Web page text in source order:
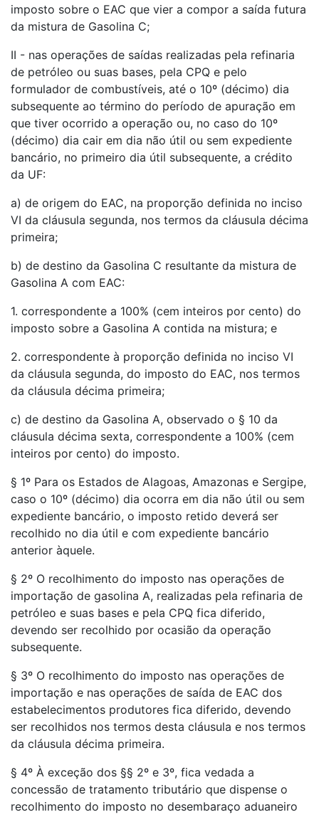
imposto sobre o EAC que vier a compor a saída futura
da mistura de Gasolina C;
II - nas operações de saídas realizadas pela refinaria
de petróleo ou suas bases, pela CPQ e pelo
formulador de combustíveis, até o 10º (décimo) dia
subsequente ao término do período de apuração em
que tiver ocorrido a operação ou, no caso do 10º
(décimo) dia cair em dia não útil ou sem expediente
bancário, no primeiro dia útil subsequente, a crédito
da UF:
a) de origem do EAC, na proporção definida no inciso
VI da cláusula segunda, nos termos da cláusula décima
primeira;
b) de destino da Gasolina C resultante da mistura de
Gasolina A com EAC:
1. correspondente a 100% (cem inteiros por cento) do
imposto sobre a Gasolina A contida na mistura; e
2. correspondente à proporção definida no inciso VI
da cláusula segunda, do imposto do EAC, nos termos
da cláusula décima primeira;
c) de destino da Gasolina A, observado o § 10 da
cláusula décima sexta, correspondente a 100% (cem
inteiros por cento) do imposto.
§ 1º Para os Estados de Alagoas, Amazonas e Sergipe,
caso o 10º (décimo) dia ocorra em dia não útil ou sem
expediente bancário, o imposto retido deverá ser
recolhido no dia útil e com expediente bancário
anterior àquele.
§ 2º O recolhimento do imposto nas operações de
importação de gasolina A, realizadas pela refinaria de
petróleo e suas bases e pela CPQ fica diferido,
devendo ser recolhido por ocasião da operação
subsequente.
§ 3º O recolhimento do imposto nas operações de
importação e nas operações de saída de EAC dos
estabelecimentos produtores fica diferido, devendo
ser recolhidos nos termos desta cláusula e nos termos
da cláusula décima primeira.
§ 4º À exceção dos §§ 2º e 3º, fica vedada a
concessão de tratamento tributário que dispense o
recolhimento do imposto no desembaraço aduaneiro